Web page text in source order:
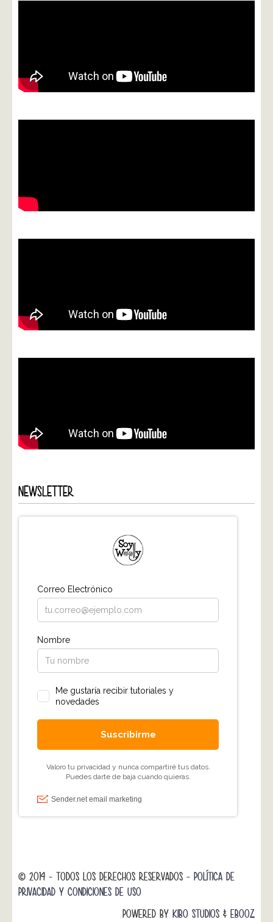
NEWSLETTER
© 2014 - TODOS LOS DERECHOS RESERVADOS - POLÍTICA DE
PRIVACIDAD Y CONDICIONES DE USO
POWERED BY KIBO STUDIOS & EBOOZ